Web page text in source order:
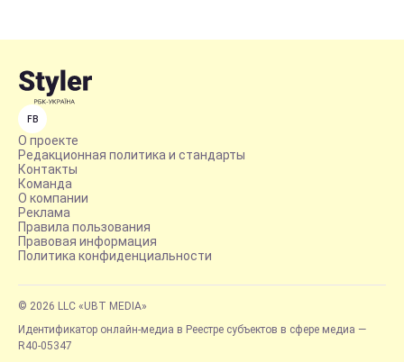
FB
О проекте
Редакционная политика и стандарты
Контакты
Команда
О компании
Реклама
Правила пользования
Правовая информация
Политика конфиденциальности
© 2026 LLC «UBT MEDIA»
Идентификатор онлайн-медиа в Реестре субъектов в сфере медиа —
R40-05347